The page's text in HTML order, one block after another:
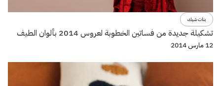
بنات شيك
تشكيلة جديدة من فساتين الخطوبة لعروس 2014 بألوان الطيف
12 مارس 2014